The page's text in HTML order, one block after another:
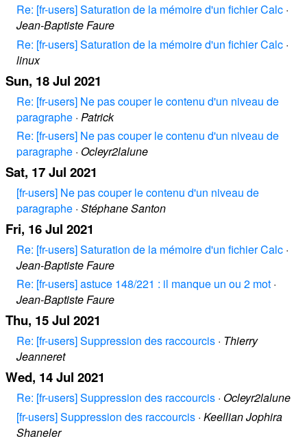
Re: [fr-users] Saturation de la mémoire d'un fichier Calc ·
Jean-Baptiste Faure
Re: [fr-users] Saturation de la mémoire d'un fichier Calc ·
linux
Sun, 18 Jul 2021
Re: [fr-users] Ne pas couper le contenu d'un niveau de
paragraphe · Patrick
Re: [fr-users] Ne pas couper le contenu d'un niveau de
paragraphe · Ocleyr2lalune
Sat, 17 Jul 2021
[fr-users] Ne pas couper le contenu d'un niveau de
paragraphe · Stéphane Santon
Fri, 16 Jul 2021
Re: [fr-users] Saturation de la mémoire d'un fichier Calc ·
Jean-Baptiste Faure
Re: [fr-users] astuce 148/221 : il manque un ou 2 mot ·
Jean-Baptiste Faure
Thu, 15 Jul 2021
Re: [fr-users] Suppression des raccourcis · Thierry
Jeanneret
Wed, 14 Jul 2021
Re: [fr-users] Suppression des raccourcis · Ocleyr2lalune
[fr-users] Suppression des raccourcis · Keellian Jophira
Shaneler